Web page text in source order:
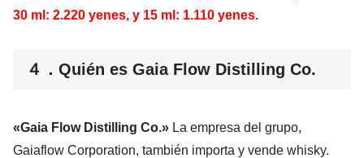
30 ml: 2.220 yenes, y 15 ml: 1.110 yenes.
４．Quién es Gaia Flow Distilling Co.
«Gaia Flow Distilling Co.» La empresa del grupo,
Gaiaflow Corporation, también importa y vende whisky.